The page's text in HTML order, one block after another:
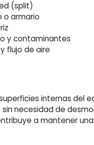
(split)
o armario
y contaminantes
flujo de aire
internas del
necesidad de
a mantener